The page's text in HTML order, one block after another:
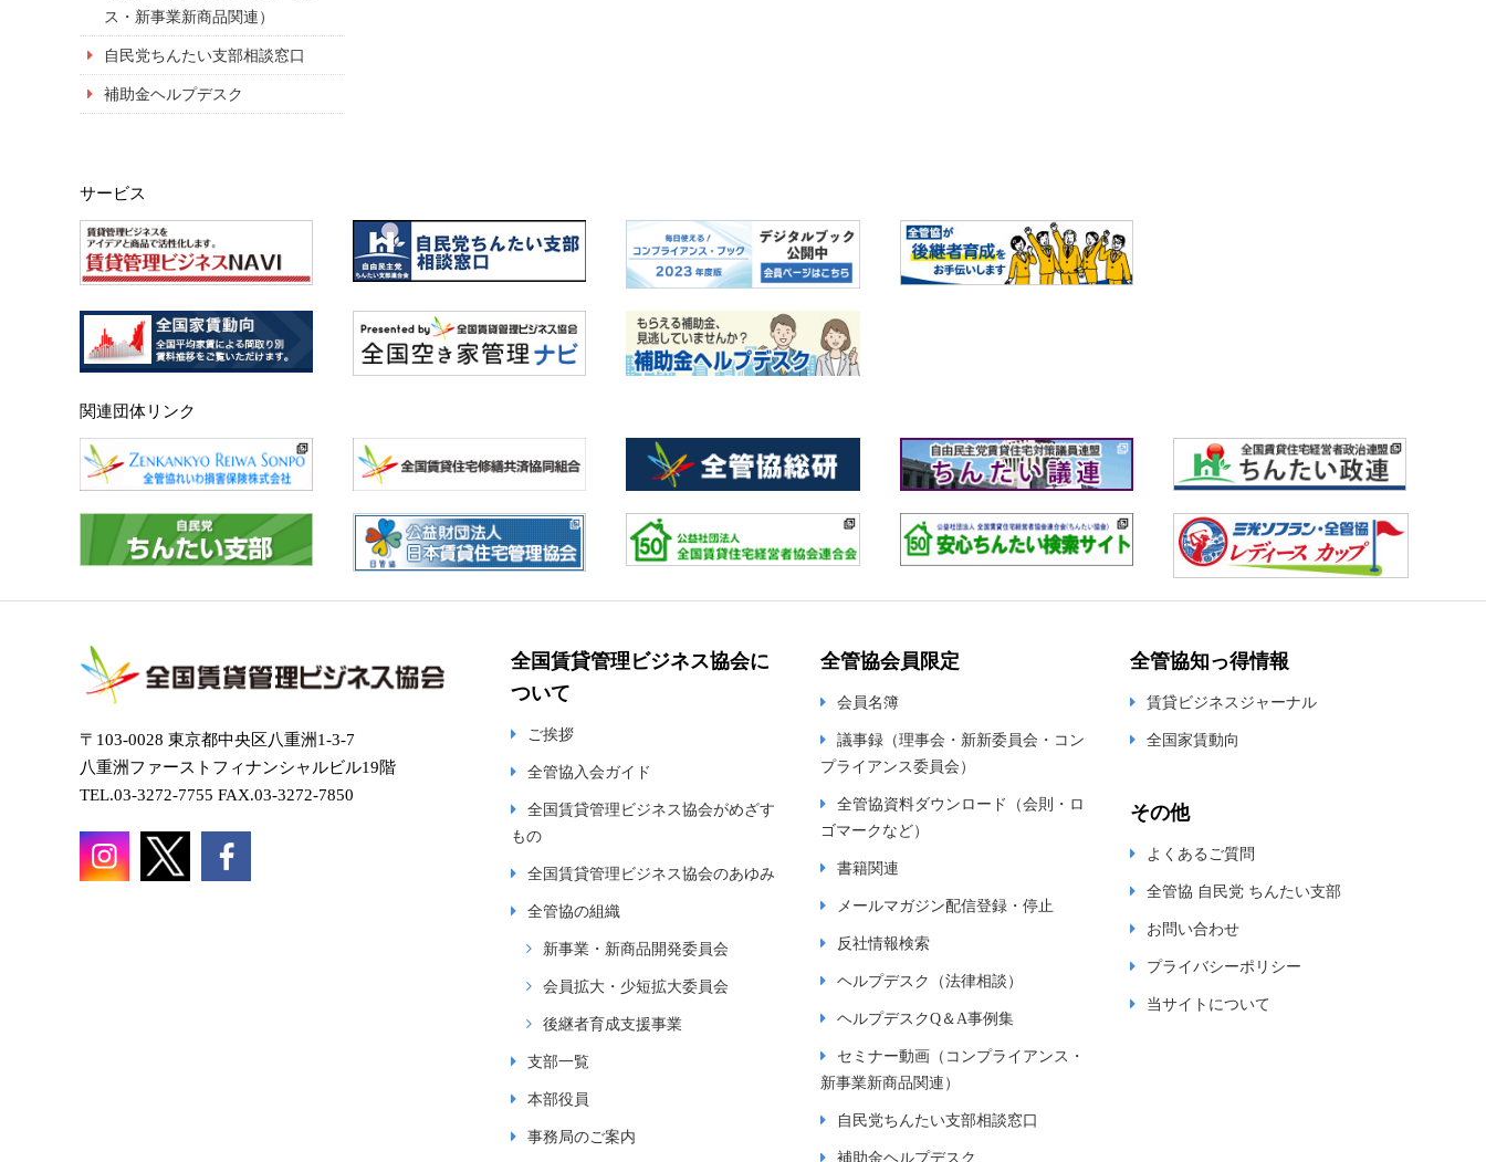
ス・新事業新商品関連）
自民党ちんたい支部相談窓口
補助金ヘルプデスク
サービス
関連団体リンク
〒103-0028 東京都中央区八重洲1-3-7
八重洲ファーストフィナンシャルビル19階
TEL.03-3272-7755 FAX.03-3272-7850
全国賃貸管理ビジネス協会に
ついて
ご挨拶
全管協入会ガイド
全国賃貸管理ビジネス協会がめざす
もの
全国賃貸管理ビジネス協会のあゆみ
全管協の組織
新事業・新商品開発委員会
会員拡大・少短拡大委員会
後継者育成支援事業
支部一覧
本部役員
事務局のご案内
全管協会員限定
会員名簿
議事録（理事会・新新委員会・コン
プライアンス委員会）
全管協資料ダウンロード（会則・ロ
ゴマークなど）
書籍関連
メールマガジン配信登録・停止
反社情報検索
ヘルプデスク（法律相談）
ヘルプデスクQ＆A事例集
セミナー動画（コンプライアンス・
新事業新商品関連）
自民党ちんたい支部相談窓口
補助金ヘルプデスク
全管協知っ得情報
賃貸ビジネスジャーナル
全国家賃動向
その他
よくあるご質問
全管協 自民党 ちんたい支部
お問い合わせ
プライバシーポリシー
当サイトについて